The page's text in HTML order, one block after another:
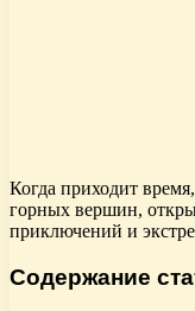
Когда приходит
горных вершин,
приключений и
Содержание